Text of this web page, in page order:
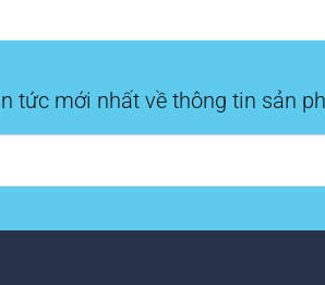
tức mới nhất về thông tin sản